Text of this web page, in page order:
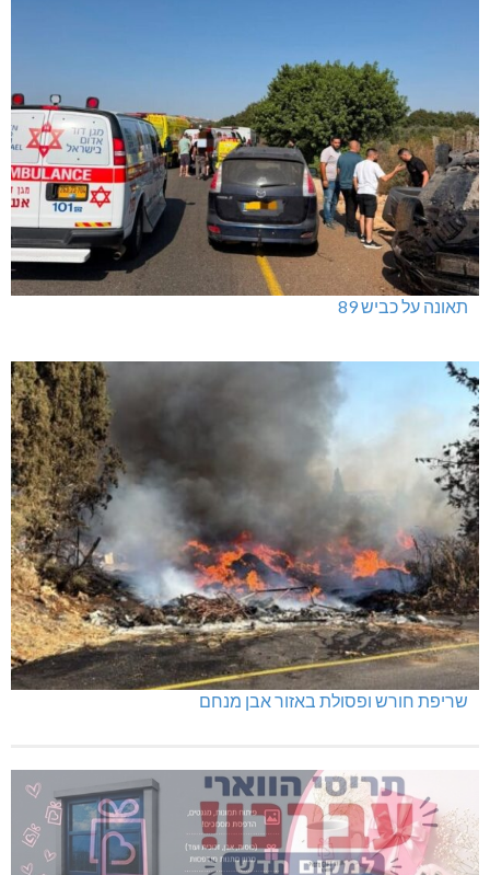
תאונה על כביש 89
שריפת חורש ופסולת באזור אבן מנחם